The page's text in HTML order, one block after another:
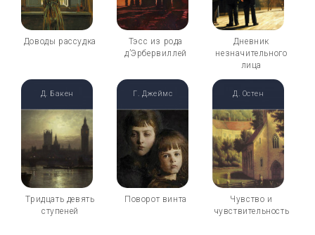
Доводы рассудка
Тэсс из рода
д’Эрбервиллей
Дневник
незначительного
лица
Тридцать девять
ступеней
Д. Бакен
Поворот винта
Г. Джеймс
Чувство и
чувствительность
Д. Остен